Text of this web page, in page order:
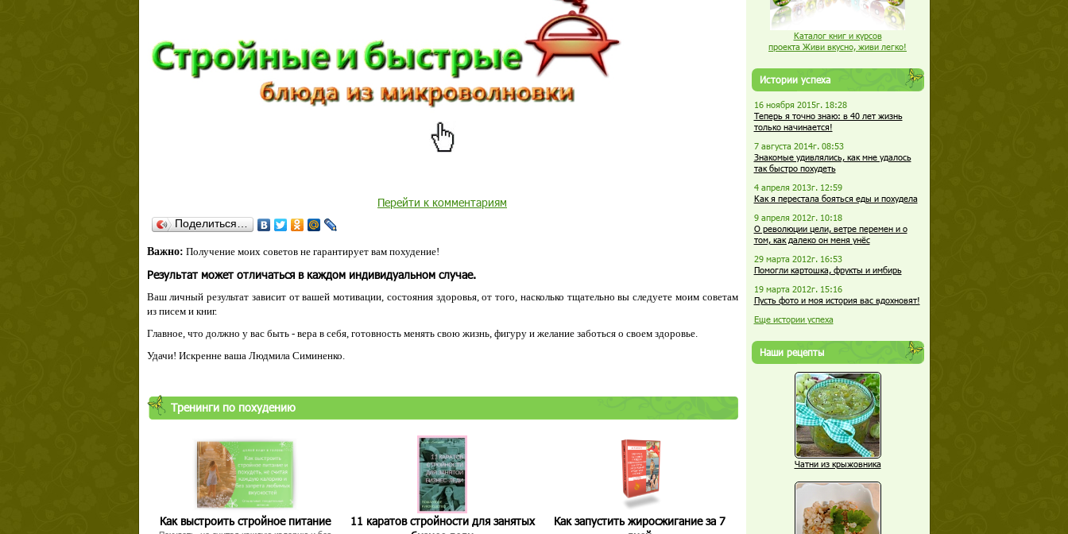
Перейти к комментариям
Поделиться…
Важно: Получение моих советов не гарантирует вам похудение!
Результат может отличаться в каждом индивидуальном случае.
Ваш личный результат зависит от вашей мотивации, состояния здоровья, от того, насколько тщательно вы следуете моим советам
из писем и книг.
Главное, что должно у вас быть - вера в себя, готовность менять свою жизнь, фигуру и желание заботься о своем здоровье.
Удачи! Искренне ваша Людмила Симиненко.
Тренинги по похудению
Как выстроить стройное питание
11 каратов стройности для занятых
Как запустить жиросжигание за 7
Каталог книг и курсов
проекта Живи вкусно, живи легко!
Истории успеха
16 ноября 2015г. 18:28
Теперь я точно знаю: в 40 лет жизнь
только начинается!
7 августа 2014г. 08:53
Знакомые удивлялись, как мне удалось
так быстро похудеть
4 апреля 2013г. 12:59
Как я перестала бояться еды и похудела
9 апреля 2012г. 10:18
О революции цели, ветре перемен и о
том, как далеко он меня унёс
29 марта 2012г. 16:53
Помогли картошка, фрукты и имбирь
19 марта 2012г. 15:16
Пусть фото и моя история вас вдохновят!
Еще истории успеха
Наши рецепты
Чатни из крыжовника